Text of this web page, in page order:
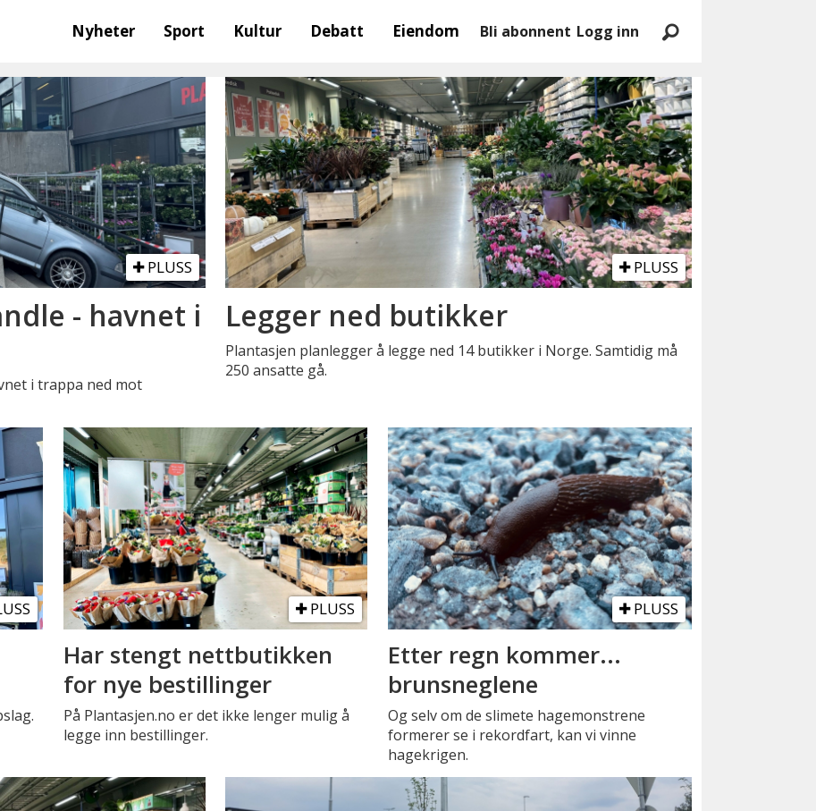
Nyheter Sport Kultur Debatt Eiendom Bli abonnent Logg inn
PLUSS
- havnet i
i trappa ned mot
PLUSS
Legger ned butikker
Plantasjen planlegger å legge ned 14 butikker i Norge. Samtidig må
250 ansatte gå.
PLUSS
Har stengt nettbutikken
for nye bestillinger
På Plantasjen.no er det ikke lenger mulig å
legge inn bestillinger.
PLUSS
Etter regn kommer...
brunsneglene
Og selv om de slimete hagemonstrene
formerer se i rekordfart, kan vi vinne
hagekrigen.